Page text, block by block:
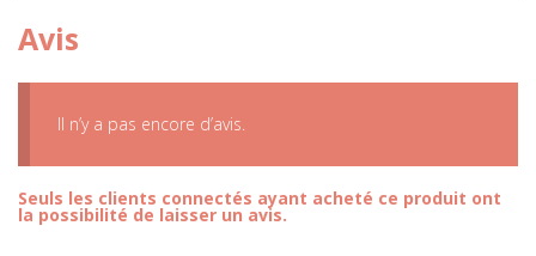
Avis
Il n’y a pas encore d’avis.
Seuls les clients connectés ayant acheté ce produit ont
la possibilité de laisser un avis.